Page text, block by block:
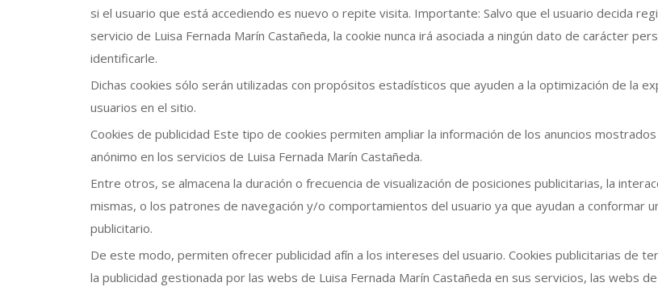
si el usuario que está accediendo es nuevo o repite visita. Importante: Salvo que el usuario decida
servicio de Luisa Fernada Marín Castañeda, la cookie nunca irá asociada a ningún dato de carácter
identificarle.
Dichas cookies sólo serán utilizadas con propósitos estadísticos que ayuden a la optimización de la
usuarios en el sitio.
Cookies de publicidad Este tipo de cookies permiten ampliar la información de los anuncios mostrados
anónimo en los servicios de Luisa Fernada Marín Castañeda.
Entre otros, se almacena la duración o frecuencia de visualización de posiciones publicitarias, la
mismas, o los patrones de navegación y/o comportamientos del usuario ya que ayudan a conformar
publicitario.
De este modo, permiten ofrecer publicidad afín a los intereses del usuario. Cookies publicitarias de
la publicidad gestionada por las webs de Luisa Fernada Marín Castañeda en sus servicios, las webs